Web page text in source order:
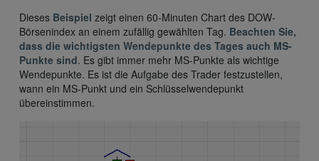
Dieses Beispiel zeigt einen 60-Minuten Chart des DOW-
Börsenindex an einem zufällig gewählten Tag. Beachten Sie,
dass die wichtigsten Wendepunkte des Tages auch MS-
Punkte sind. Es gibt immer mehr MS-Punkte als wichtige
Wendepunkte. Es ist die Aufgabe des Trader festzustellen,
wann ein MS-Punkt und ein Schlüsselwendepunkt
übereinstimmen.